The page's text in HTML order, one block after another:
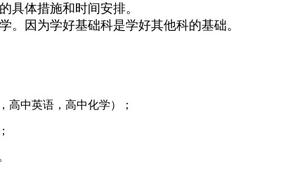
具体措施和时间安排。
。因为学好基础科是学好其他科的基础。
高中英语，高中化学）；